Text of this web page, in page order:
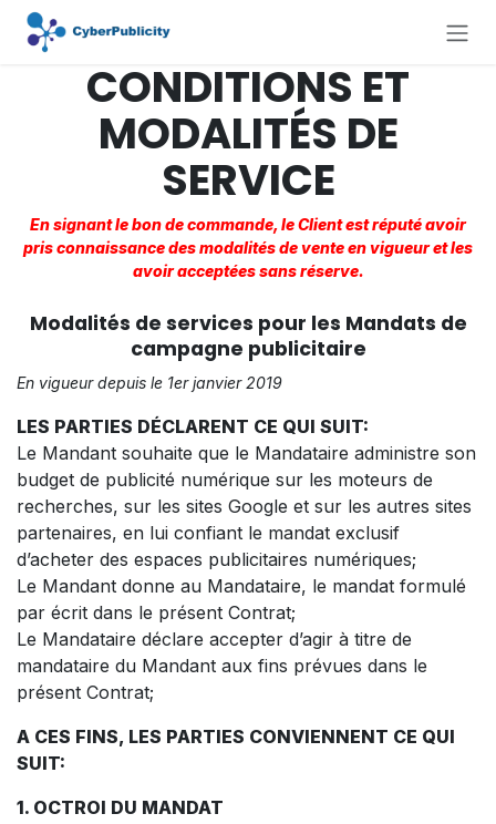
Se rendre au contenu
CONDITIONS ET
MODALITÉS DE
SERVICE
En signant le bon de commande, le Client est réputé avoir
pris connaissance des modalités de vente en vigueur et les
avoir acceptées sans réserve.
Modalités de services pour les Mandats de
campagne publicitaire
En vigueur depuis le 1er janvier 2019
LES PARTIES DÉCLARENT CE QUI SUIT:
Le Mandant souhaite que le Mandataire administre son
budget de publicité numérique sur les moteurs de
recherches, sur les sites Google et sur les autres sites
partenaires, en lui confiant le mandat exclusif
d’acheter des espaces publicitaires numériques;
Le Mandant donne au Mandataire, le mandat formulé
par écrit dans le présent Contrat;
Le Mandataire déclare accepter d’agir à titre de
mandataire du Mandant aux fins prévues dans le
présent Contrat;
A CES FINS, LES PARTIES CONVIENNENT CE QUI
SUIT:
1. OCTROI DU MANDAT